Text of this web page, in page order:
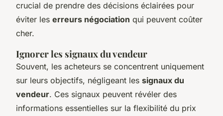
crucial de prendre des décisions éclairées pour
éviter les erreurs négociation qui peuvent coûter
cher.
Ignorer les signaux du vendeur
Souvent, les acheteurs se concentrent uniquement
sur leurs objectifs, négligeant les signaux du
vendeur. Ces signaux peuvent révéler des
informations essentielles sur la flexibilité du prix